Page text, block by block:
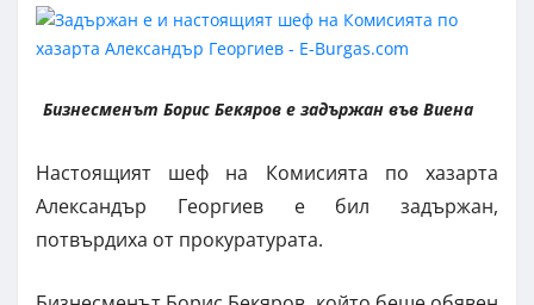
Бизнесменът Борис Бекяров е задържан във Виена
Настоящият шеф на Комисията по хазарта
Александър Георгиев е бил задържан,
потвърдиха от прокуратурата.